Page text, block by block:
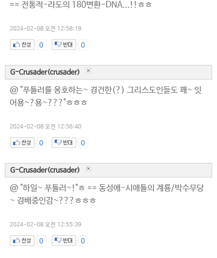
== 전통적-라도의 180변환-DNA...!!ㅎㅎ
2024-02-08 오전 12:58:19
0 0
G-Crusader(crusader)
@ "푸틀러를 옹호하는~ 경건한(?) 그리스도인들도 꽤~ 잇
어용~?용~???"ㅎㅎㅎ
2024-02-08 오전 12:56:40
0 0
G-Crusader(crusader)
@ "하일~ 푸틀러~!"ㅎ == 동성애-시애틀의 계룡/박수무당
~ 경배중인감~???ㅎㅎㅎ
2024-02-08 오전 12:55:39
0 0